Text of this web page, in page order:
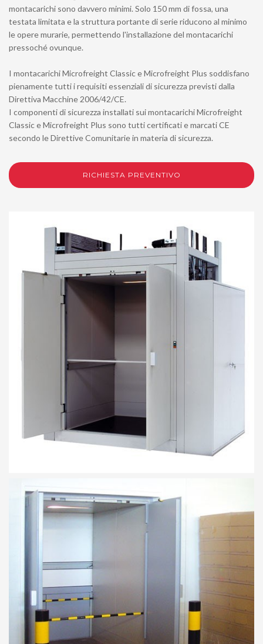
montacarichi sono davvero minimi. Solo 150 mm di fossa, una
testata limitata e la struttura portante di serie riducono al minimo
le opere murarie, permettendo l'installazione del montacarichi
pressoché ovunque.
I montacarichi Microfreight Classic e Microfreight Plus soddisfano
pienamente tutti i requisiti essenziali di sicurezza previsti dalla
Direttiva Macchine 2006/42/CE.
I componenti di sicurezza installati sui montacarichi Microfreight
Classic e Microfreight Plus sono tutti certificati e marcati CE
secondo le Direttive Comunitarie in materia di sicurezza.
RICHIESTA PREVENTIVO